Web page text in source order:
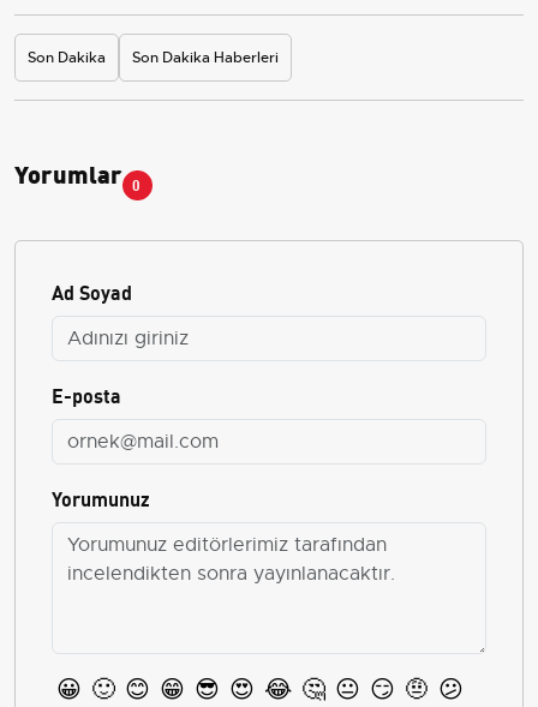
Son Dakika Son Dakika Haberleri
Yorumlar 0
Ad Soyad
E-posta
Yorumunuz
😀 🙂 😊 😁 😎 😍 😂 🤔 😐 😏 🤨 😕